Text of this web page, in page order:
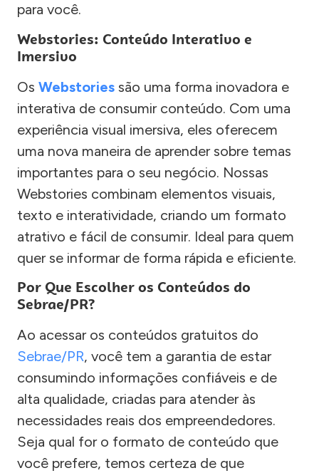
para você.
Webstories: Conteúdo Interativo e
Imersivo
Os Webstories são uma forma inovadora e
interativa de consumir conteúdo. Com uma
experiência visual imersiva, eles oferecem
uma nova maneira de aprender sobre temas
importantes para o seu negócio. Nossas
Webstories combinam elementos visuais,
texto e interatividade, criando um formato
atrativo e fácil de consumir. Ideal para quem
quer se informar de forma rápida e eficiente.
Por Que Escolher os Conteúdos do
Sebrae/PR?
Ao acessar os conteúdos gratuitos do
Sebrae/PR, você tem a garantia de estar
consumindo informações confiáveis e de
alta qualidade, criadas para atender às
necessidades reais dos empreendedores.
Seja qual for o formato de conteúdo que
você prefere, temos certeza de que